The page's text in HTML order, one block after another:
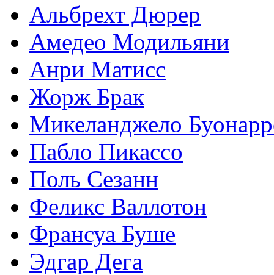
Альбрехт Дюрер
Амедео Модильяни
Анри Матисс
Жорж Брак
Микеланджело
Пабло Пикассо
Поль Сезанн
Феликс Валлотон
Франсуа Буше
Эдгар Дега